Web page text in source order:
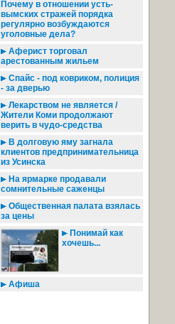
Почему в отношении усть-
вымских стражей порядка
регулярно возбуждаются
уголовные дела?
Аферист торговал
арестованным жильем
Спайс - под ковриком, полиция
- за дверью
Лекарством не является /
Жители Коми продолжают
верить в чудо-средства
В долговую яму загнала
клиентов предпринимательница
из Усинска
На ярмарке продавали
сомнительные саженцы
Общественная палата взялась
за цены
Понимай как
хочешь...
Афиша